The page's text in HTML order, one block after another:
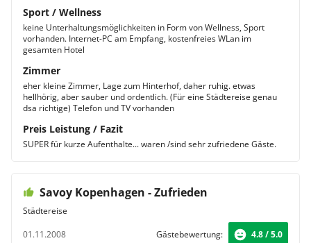
Sport / Wellness
keine Unterhaltungsmöglichkeiten in Form von Wellness, Sport
vorhanden. Internet-PC am Empfang, kostenfreies WLan im
gesamten Hotel
Zimmer
eher kleine Zimmer, Lage zum Hinterhof, daher ruhig. etwas
hellhörig, aber sauber und ordentlich. (Für eine Städtereise genau
dsa richtige) Telefon und TV vorhanden
Preis Leistung / Fazit
SUPER für kurze Aufenthalte... waren /sind sehr zufriedene Gäste.
Savoy Kopenhagen - Zufrieden
Städtereise
01.11.2008
Gästebewertung: 4.8 / 5.0